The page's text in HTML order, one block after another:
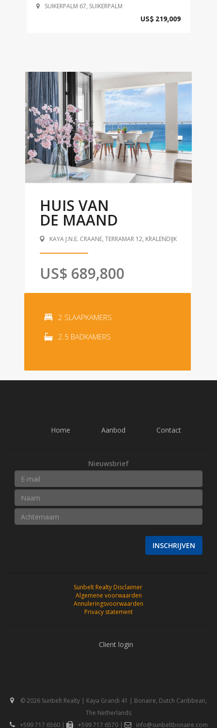
SUIKERPALM 67, SUIKERPALM
US$ 219,009
HUIS VAN
DE MAAND
KAYA J.N.E. CRAANE, TERRAMAR 12, KRALENDIJK
US$ 689,800
2 SLAAPKAMERS
2.5 BADKAMERS
Home Aanbod Contact
Nieuwsbrief
INSCHRIJVEN
Sunbelt Realty Disclaimer
Algemene voorwaarden
Annuleringsvoorwaarden
Privacy statement
Client login
© 2026 Sunbelt Realty | Kaya Grandi 41 | Bonaire, Dutch Caribbean,
The Netherlands
+599 717 6560| +599 717 6570| info@sunbeltbonaire.com